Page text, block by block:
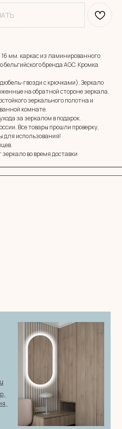
16 мм. каркас из ламинированного
бренда AGC. Кромка
гвозди с крючками). Зеркало
на обратной стороне зеркала.
зеркального полотна и
комнате.
за зеркалом в подарок.
Все товары прошли проверку,
для использования!
во время доставки